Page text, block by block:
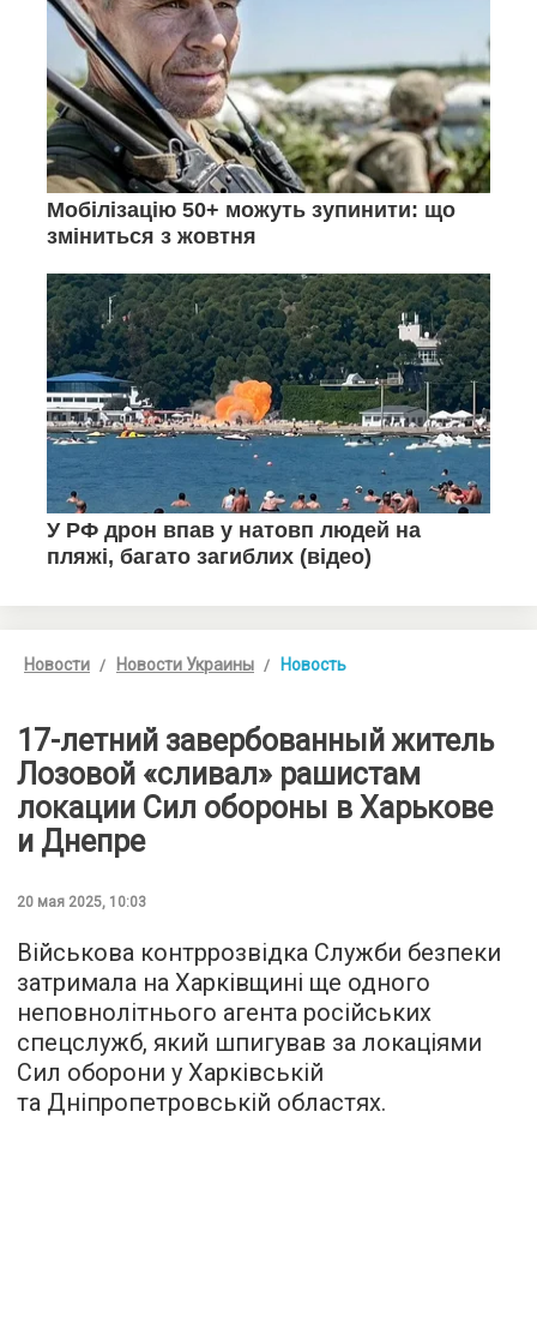
Новости Новости Украины Новость
17-летний завербованный житель
Лозовой «сливал» рашистам
локации Сил обороны в Харькове
и Днепре
20 мая 2025, 10:03
Військова контррозвідка Служби безпеки
затримала на Харківщині ще одного
неповнолітнього агента російських
спецслужб, який шпигував за локаціями
Сил оборони у Харківській
та Дніпропетровській областях.